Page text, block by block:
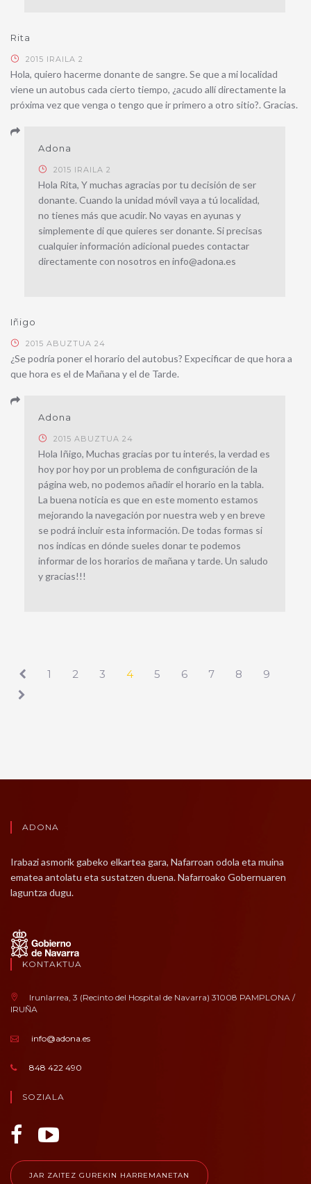
Rita
2015 IRAILA 2
Hola, quiero hacerme donante de sangre. Se que a mi localidad
viene un autobus cada cierto tiempo, ¿acudo allí directamente la
próxima vez que venga o tengo que ir primero a otro sitio?. Gracias.
Adona
2015 IRAILA 2
Hola Rita, Y muchas agracias por tu decisión de ser
donante. Cuando la unidad móvil vaya a tú localidad,
no tienes más que acudir. No vayas en ayunas y
simplemente di que quieres ser donante. Si precisas
cualquier información adicional puedes contactar
directamente con nosotros en info@adona.es
Iñigo
2015 ABUZTUA 24
¿Se podría poner el horario del autobus? Expecificar de que hora a
que hora es el de Mañana y el de Tarde.
Adona
2015 ABUZTUA 24
Hola Iñigo, Muchas gracias por tu interés, la verdad es
hoy por hoy por un problema de configuración de la
página web, no podemos añadir el horario en la tabla.
La buena noticia es que en este momento estamos
mejorando la navegación por nuestra web y en breve
se podrá incluir esta información. De todas formas si
nos indicas en dónde sueles donar te podemos
informar de los horarios de mañana y tarde. Un saludo
y gracias!!!
1 2 3 4 5 6 7 8 9
ADONA
Irabazi asmorik gabeko elkartea gara, Nafarroan odola eta muina
ematea antolatu eta sustatzen duena. Nafarroako Gobernuaren
laguntza dugu.
KONTAKTUA
Irunlarrea, 3 (Recinto del Hospital de Navarra) 31008 PAMPLONA /
IRUÑA
info@adona.es
848 422 490
SOZIALA
JAR ZAITEZ GUREKIN HARREMANETAN